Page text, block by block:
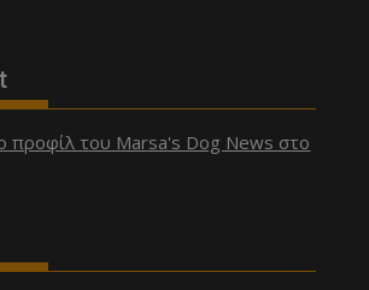
προφίλ του Marsa's Dog News στο